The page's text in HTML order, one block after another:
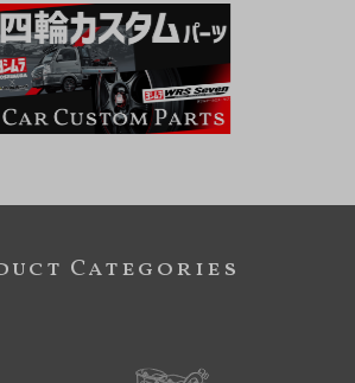
Categories